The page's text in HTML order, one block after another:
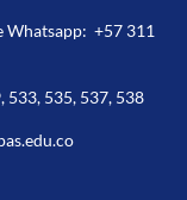
Whatsapp:+57 311
533, 535, 537, 538